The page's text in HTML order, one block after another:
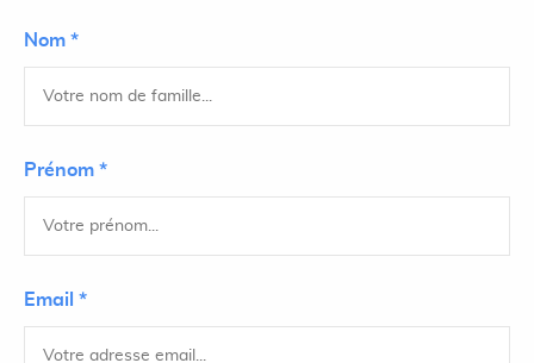
Nom *
Prénom *
Email *